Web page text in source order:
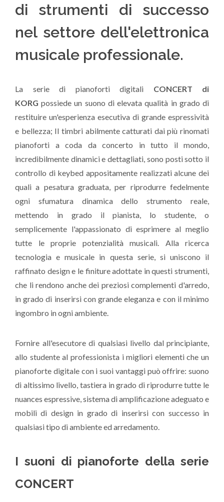
di strumenti di successo
nel settore dell'elettronica
musicale professionale.
La serie di pianoforti digitali CONCERT di
KORGpossiede un suono di elevata qualità in grado di
restituire un'esperienza esecutiva di grande espressività
e bellezza; Il timbri abilmente catturati dai più rinomati
pianoforti a coda da concerto in tutto il mondo,
incredibilmente dinamici e dettagliati, sono posti sotto il
controllo di keybed appositamente realizzati alcune dei
quali a pesatura graduata, per riprodurre fedelmente
ogni sfumatura dinamica dello strumento reale,
mettendo in grado il pianista, lo studente, o
semplicemente l'appassionato di esprimere al meglio
tutte le proprie potenzialità musicali. Alla ricerca
tecnologia e musicale in questa serie, si uniscono il
raffinato design e le finiture adottate in questi strumenti,
che li rendono anche dei preziosi complementi d'arredo,
in grado di inserirsi con grande eleganza e con il minimo
ingombro in ogni ambiente.
Fornire all'esecutore di qualsiasi livello dal principiante,
allo studente al professionista i migliori elementi che un
pianoforte digitale con i suoi vantaggi può offrire: suono
di altissimo livello, tastiera in grado di riprodurre tutte le
nuances espressive, sistema di amplificazione adeguato e
mobili di design in grado di inserirsi con successo in
qualsiasi tipo di ambiente ed arredamento.
I suoni di pianoforte della serie
CONCERT